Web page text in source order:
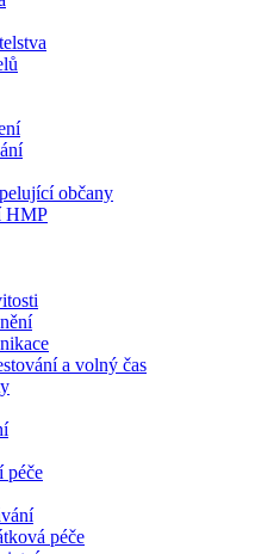
občany
HMP
a volný čas
péče
péče